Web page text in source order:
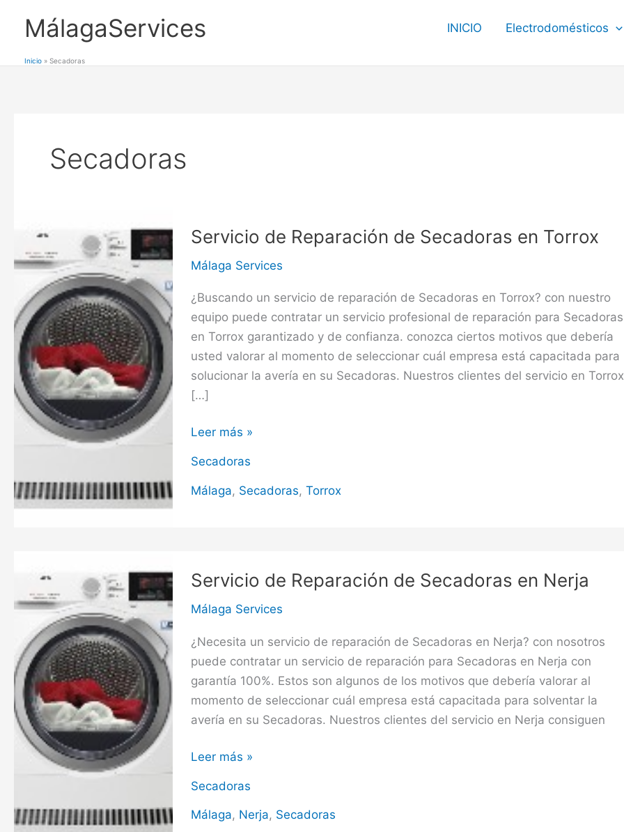
MálagaServices INICIO Electrodomésticos
Inicio Secadoras
Secadoras
Servicio de Reparación de Secadoras en Torrox
Málaga Services
¿Buscando un servicio de reparación de Secadoras en Torrox? con nuestro
equipo puede contratar un servicio profesional de reparación para Secadoras
en Torrox garantizado y de confianza. conozca ciertos motivos que debería
usted valorar al momento de seleccionar cuál empresa está capacitada para
solucionar la avería en su Secadoras. Nuestros clientes del servicio en Torrox
[…]
Servicio
Reparación
de
Leer más »
Secadoras
Málaga, Secadoras, Torrox
Servicio de Reparación de Secadoras en Nerja
Málaga Services
¿Necesita un servicio de reparación de Secadoras en Nerja? con nosotros
puede contratar un servicio de reparación para Secadoras en Nerja con
garantía 100%. Estos son algunos de los motivos que debería valorar al
momento de seleccionar cuál empresa está capacitada para solventar la
avería en su Secadoras. Nuestros clientes del servicio en Nerja consiguen
Servicio
Reparación
de
Leer más »
Secadoras
Málaga, Nerja, Secadoras